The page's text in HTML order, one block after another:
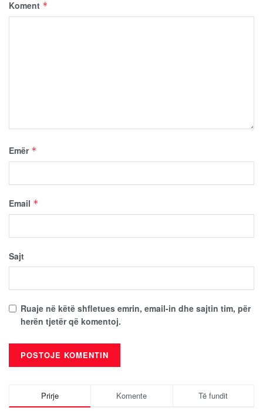
Koment *
Emër *
Email *
Sajt
Ruaje në këtë shfletues emrin, email-in dhe sajtin tim, për
herën tjetër që komentoj.
Prirje Komente Të fundit